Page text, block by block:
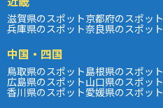
滋賀県のスポット京都府のスポット
兵庫県のスポット奈良県のスポット
中国・四国
鳥取県のスポット島根県のスポット
広島県のスポット山口県のスポット
香川県のスポット愛媛県のスポット